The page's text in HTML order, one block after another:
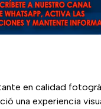
en calidad
una experiencia